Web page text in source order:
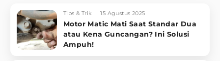
Tips & Trik 15 Agustus 2025
Motor Matic Mati Saat Standar Dua
atau Kena Guncangan? Ini Solusi
Ampuh!